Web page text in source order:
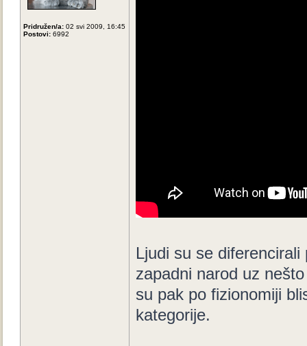
Pridružen/a: 02 svi 2009, 16:45
Postovi: 6992
Ljudi su se
zapadni narod uz
su pak po fizionomiji
kategorije.